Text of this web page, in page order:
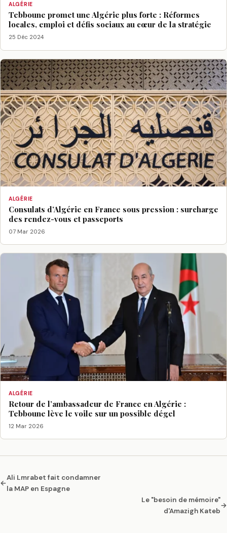
ALGÉRIE
Tebboune promet une Algérie plus forte : Réformes
locales, emploi et défis sociaux au cœur de la stratégie
25 Déc 2024
ALGÉRIE
Consulats d’Algérie en France sous pression : surcharge
des rendez-vous et passeports
07 Mar 2026
ALGÉRIE
Retour de l’ambassadeur de France en Algérie :
Tebboune lève le voile sur un possible dégel
12 Mar 2026
←
Ali Lmrabet fait condamner
la MAP en Espagne
Le "besoin de mémoire"
d'Amazigh Kateb
→